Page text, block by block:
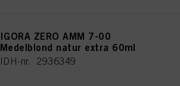
IGORA ZERO AMM 7-00
Medelblond natur extra 60ml
IDH-nr. 2936349